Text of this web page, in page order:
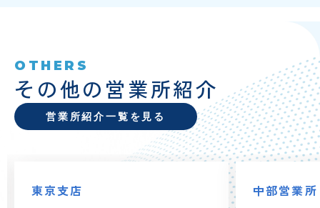
OTHERS
その他の営業所紹介
営業所紹介一覧を見る
東京支店 中部営業所